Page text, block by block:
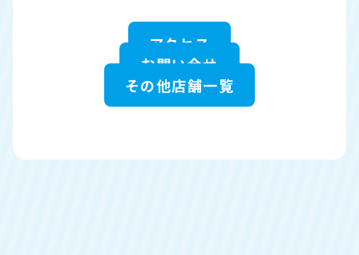
アクセス
お問い合せ
その他店舗一覧